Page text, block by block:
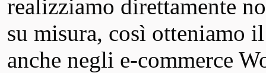
realizziamo direttamente
su misura, così otteniamo
anche negli e-commerce